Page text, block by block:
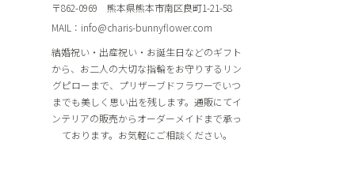
〒862-0969 熊本県熊本市南区良町1-21-58
MAIL：info@charis-bunnyflower.com
結婚祝い・出産祝い・お誕生日などのギフト
から、お二人の大切な指輪をお守りするリン
グピローまで、プリザーブドフラワーでいつ
までも美しく思い出を残します。通販にてイ
ンテリアの販売からオーダーメイドまで承っ
ております。お気軽にご相談ください。